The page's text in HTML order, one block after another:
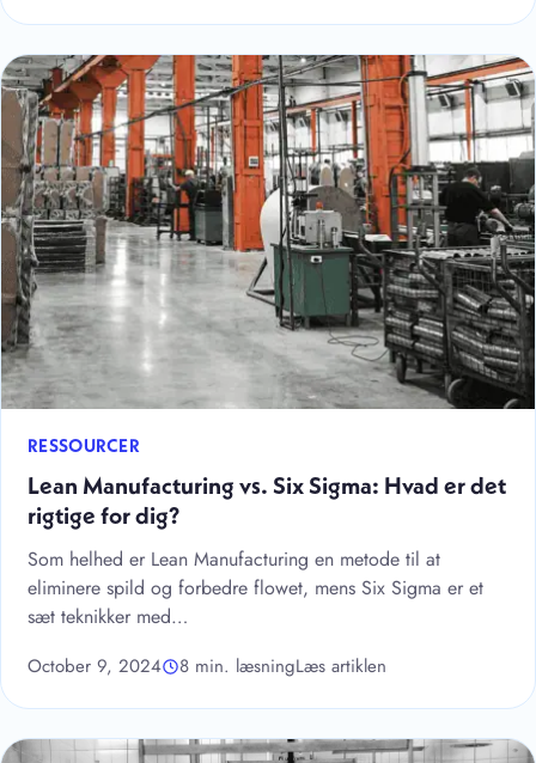
RESSOURCER
Lean Manufacturing vs. Six Sigma: Hvad er det
rigtige for dig?
Som helhed er Lean Manufacturing en metode til at
eliminere spild og forbedre flowet, mens Six Sigma er et
sæt teknikker med…
October 9, 2024 8 min. læsningLæs artiklen